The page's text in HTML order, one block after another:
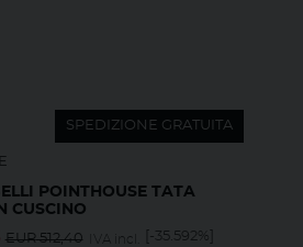
SPEDIZIONE GRATUITA
POINTHOUSE TATA
CUSCINO
EUR512,40 IVA incl. [-35.592%]